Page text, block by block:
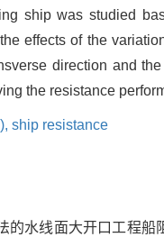
ship was studied
effects of the
direction and
the resistance
ship resistance
的水线面大开口工程